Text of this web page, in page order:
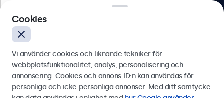
Olof Palmesgata 29, Stockholm, 111 22, Sverige
Svenska
Skicka
Cookies
Vi använder cookies och liknande tekniker för
webbplatsfunktionalitet, analys, personalisering och
annonsering. Cookies och annons-ID:n kan användas för
personliga och icke-personliga annonser. Med ditt samtycke